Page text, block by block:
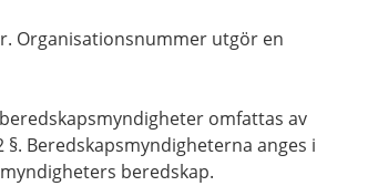
Organisationsnummer utgör en
omfattas av
Beredskapsmyndigheterna anges i
beredskap.